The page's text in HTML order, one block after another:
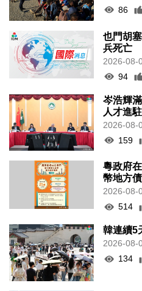
86
也門胡
兵死亡
2026-08-
94
岑浩輝
人才進駐
2026-08-
159
粵政府
幣地方債
2026-08-
514
韓連續5
2026-08-
134